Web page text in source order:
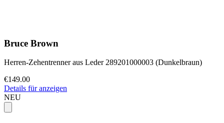
Bruce Brown
Herren-Zehentrenner aus Leder 289201000003 (Dunkelbraun)
€149.00
Details für anzeigen
NEU